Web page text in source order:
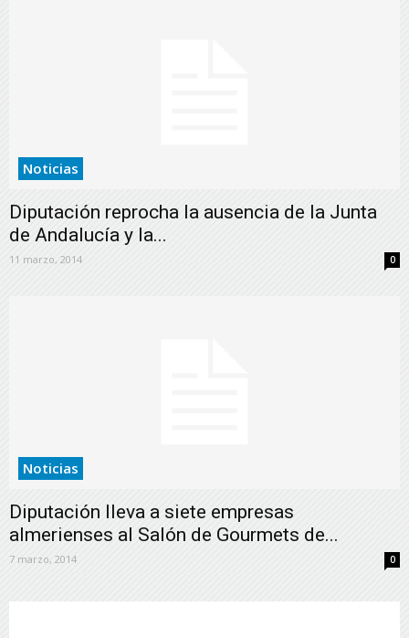
Noticias
Diputación reprocha la ausencia de la Junta
de Andalucía y la...
11 marzo, 2014 0
Noticias
Diputación lleva a siete empresas
almerienses al Salón de Gourmets de...
7 marzo, 2014 0